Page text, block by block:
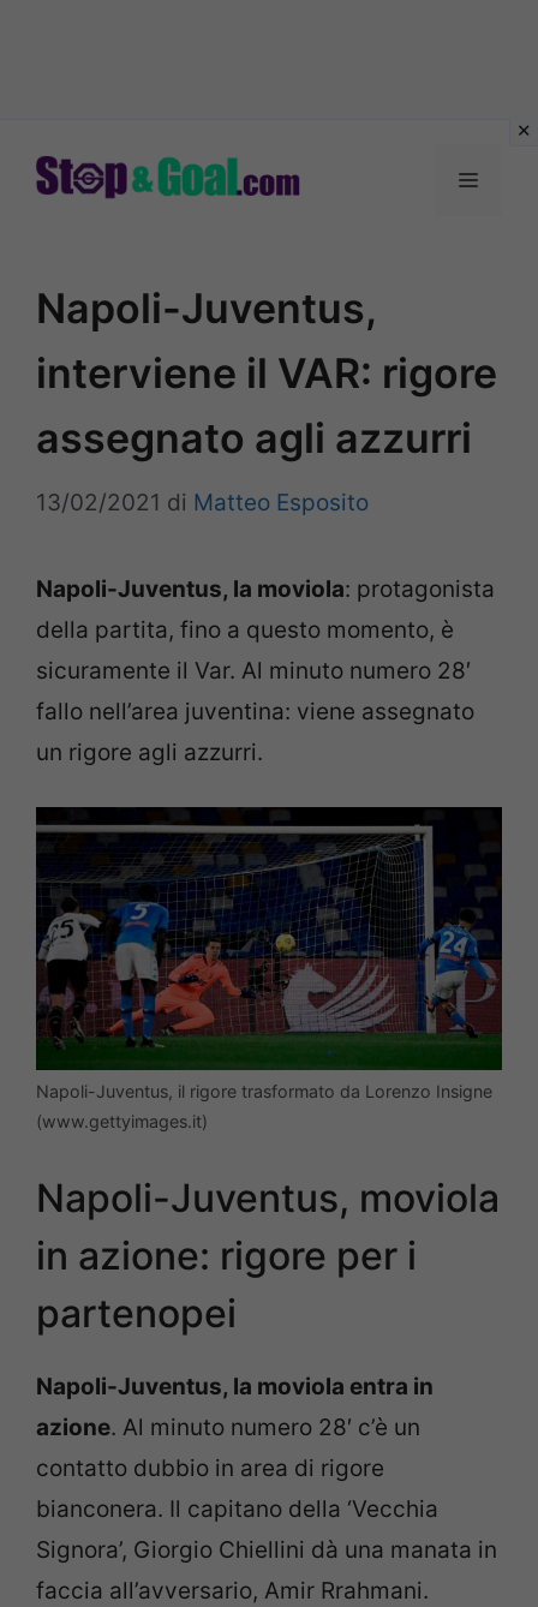
Menu
Napoli-Juventus,
interviene il VAR: rigore
assegnato agli azzurri
13/02/2021 di Matteo Esposito
Napoli-Juventus, la moviola: protagonista
della partita, fino a questo momento, è
sicuramente il Var. Al minuto numero 28′
fallo nell’area juventina: viene assegnato
un rigore agli azzurri.
Napoli-Juventus, il rigore trasformato da Lorenzo Insigne
(www.gettyimages.it)
Napoli-Juventus, moviola
in azione: rigore per i
partenopei
Napoli-Juventus, la moviola entra in
azione. Al minuto numero 28′ c’è un
contatto dubbio in area di rigore
bianconera. Il capitano della ‘Vecchia
Signora’, Giorgio Chiellini dà una manata in
faccia all’avversario, Amir Rrahmani.